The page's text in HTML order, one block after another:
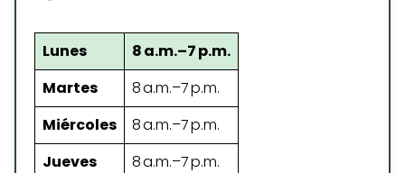
Lunes
8 a.m.–7 p.m.
Martes
8 a.m.–7 p.m.
Miércoles
8 a.m.–7 p.m.
Jueves
8 a.m.–7 p.m.